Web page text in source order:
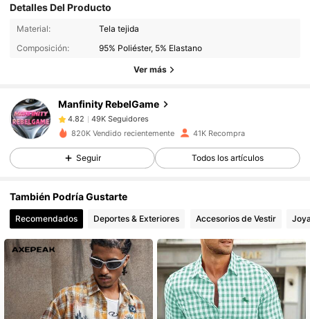
Detalles Del Producto
Material:
Tela tejida
Composición:
95% Poliéster, 5% Elastano
Ver más
Manfinity RebelGame
49K Seguidores
4.82 49K Seguidores
49K Seguidores
4.82 49K Seguidores
4.82 49K Seguidores
4.82
4.82 49K Seguidores
820K Vendido recientemente 41K Recompra
Seguir Todos los artículos
También Podría Gustarte
Recomendados Deportes & Exteriores Accesorios de Vestir